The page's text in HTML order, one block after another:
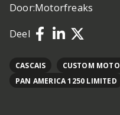
Door:Motorfreaks
Deel
CASCAIS CUSTOM
PAN AMERICA 1250 LIMITED